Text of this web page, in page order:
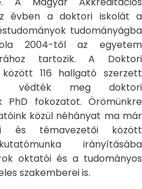
évben a doktori iskolát a
tudományágba
2004-től az egyetem
tartozik. A Doktori
116 hallgató szerzett
védték meg doktori
PhD fokozatot. Örömünkre
közül néhányat ma már
és témavezetői között
irányításába
oktatói és a tudományos
szakemberei is.